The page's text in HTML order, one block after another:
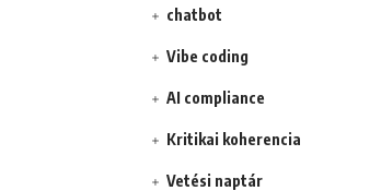
chatbot
Vibe coding
AI compliance
Kritikai koherencia
Vetési naptár